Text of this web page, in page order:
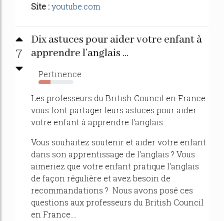
Site :youtube.com
7
Dix astuces pour aider votre enfant à
apprendre l’anglais ...
Pertinence
34%
Les professeurs du British Council en France
vous font partager leurs astuces pour aider
votre enfant à apprendre l'anglais.
Vous souhaitez soutenir et aider votre enfant
dans son apprentissage de l'anglais ? Vous
aimeriez que votre enfant pratique l'anglais
de façon régulière et avez besoin de
recommandations ? Nous avons posé ces
questions aux professeurs du British Council
en France....